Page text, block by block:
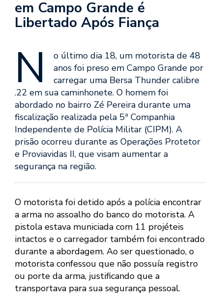
em Campo Grande é
Libertado Após Fiança
N
o último dia 18, um motorista de 48
anos foi preso em Campo Grande por
carregar uma Bersa Thunder calibre
.22 em sua caminhonete. O homem foi
abordado no bairro Zé Pereira durante uma
fiscalização realizada pela 5ª Companhia
Independente de Polícia Militar (CIPM). A
prisão ocorreu durante as Operações Protetor
e Proviavidas II, que visam aumentar a
segurança na região.
O motorista foi detido após a polícia encontrar
a arma no assoalho do banco do motorista. A
pistola estava municiada com 11 projéteis
intactos e o carregador também foi encontrado
durante a abordagem. Ao ser questionado, o
motorista confessou que não possuía registro
ou porte da arma, justificando que a
transportava para sua segurança pessoal.